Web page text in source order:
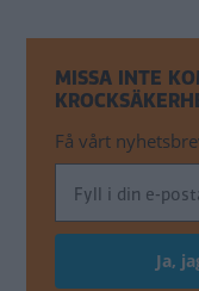
MISSA INTE
Få vårt